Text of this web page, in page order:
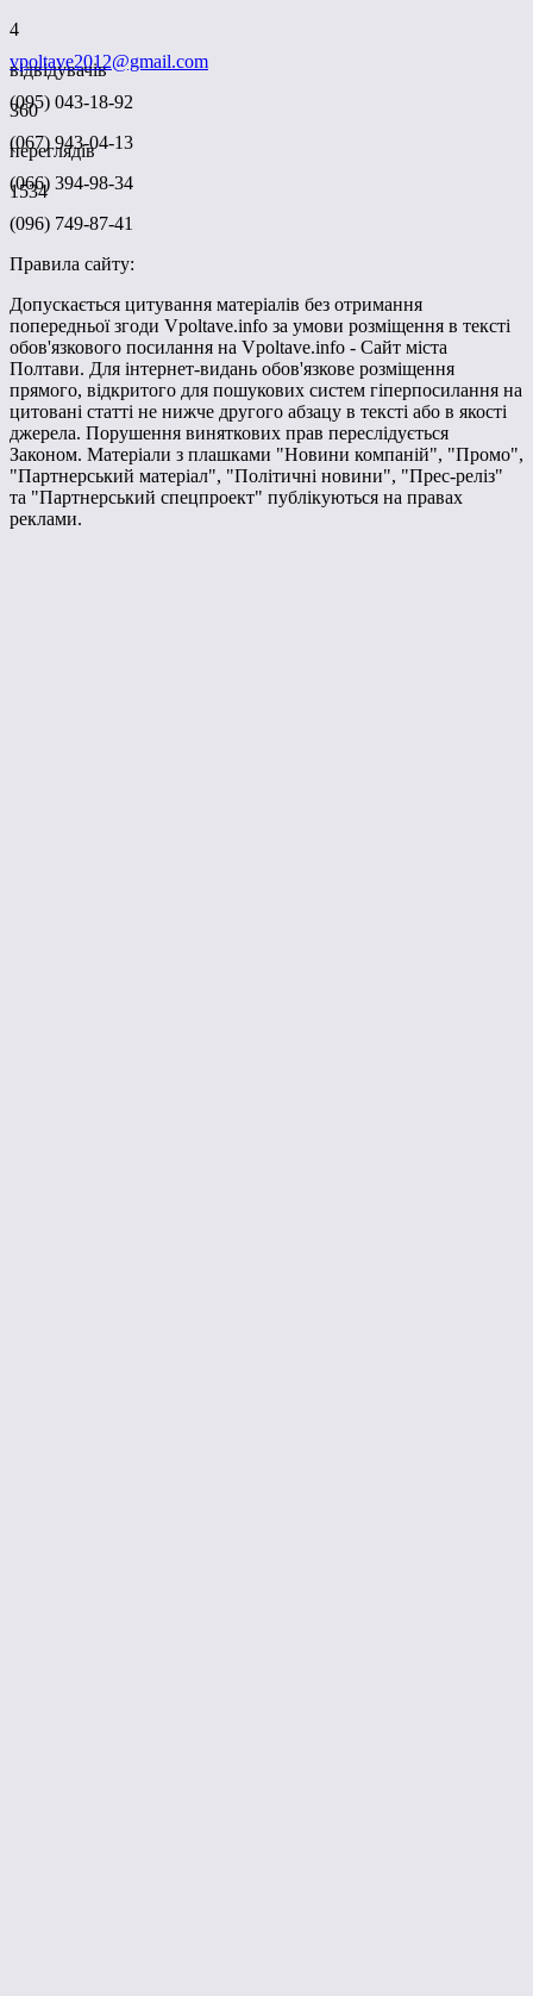
4
відвідувачів
360
переглядів
1534
vpoltave2012@gmail.com
(095) 043-18-92
(067) 943-04-13
(066) 394-98-34
(096) 749-87-41
Правила сайту:
Допускається цитування матеріалів без отримання
попередньої згоди Vpoltave.info за умови розміщення в тексті
обов'язкового посилання на Vpoltave.info - Сайт міста
Полтави. Для інтернет-видань обов'язкове розміщення
прямого, відкритого для пошукових систем гіперпосилання на
цитовані статті не нижче другого абзацу в тексті або в якості
джерела. Порушення виняткових прав переслідується
Законом. Матеріали з плашками "Новини компаній", "Промо",
"Партнерський матеріал", "Політичні новини", "Прес-реліз"
та "Партнерський спецпроект" публікуються на правах
реклами.